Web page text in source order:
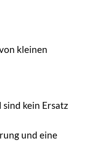
kleinen
kein Ersatz
und eine